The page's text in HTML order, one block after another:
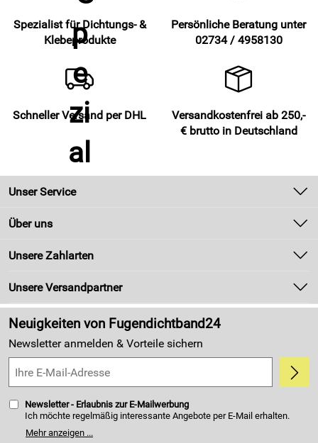
Spezialist für Dichtungs- &
Klebeprodukte
Persönliche Beratung unter
02734 / 4958130
Schneller Versand per DHL
Versandkostenfrei ab 250,-
€ brutto in Deutschland
Unser Service
Kontakt
Zahlung und Versand
Kundenlogin
Über uns
Unsere Bestseller
Neu
Made in Germany
Kundenbewertungen (4.405)
5,0/5*****
Unsere Zahlarten
Unsere Versandpartner
Neuigkeiten von Fugendichtband24
Newsletter anmelden & Vorteile sichern
Newsletter - Erlaubnis zur E-Mailwerbung
Ich möchte regelmäßig interessante Angebote per E-Mail erhalten.
Meine E-Mail-Adresse wird nicht an andere Unternehmen
weitergegeben. Zu statistischen Zwecken wird in anonymer Form
Mehr anzeigen ...